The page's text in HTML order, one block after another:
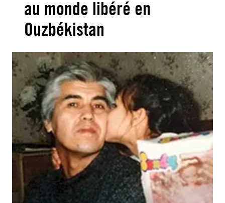
au monde libéré en
Ouzbékistan